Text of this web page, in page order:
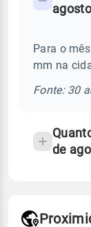
Perguntas
sobre
chuva
Para o
mm na
Fonte: 30
de